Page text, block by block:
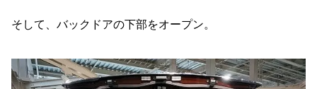
そして、バックドアの下部をオープン。